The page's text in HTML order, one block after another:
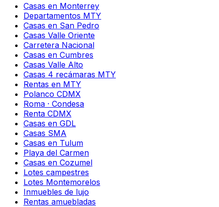
Casas en Monterrey
Departamentos MTY
Casas en San Pedro
Casas Valle Oriente
Carretera Nacional
Casas en Cumbres
Casas Valle Alto
Casas 4 recámaras MTY
Rentas en MTY
Polanco CDMX
Roma · Condesa
Renta CDMX
Casas en GDL
Casas SMA
Casas en Tulum
Playa del Carmen
Casas en Cozumel
Lotes campestres
Lotes Montemorelos
Inmuebles de lujo
Rentas amuebladas